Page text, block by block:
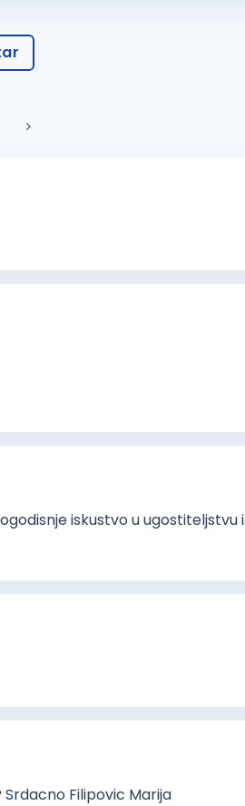
iskustvo u ugostiteljstvu i
Filipovic Marija